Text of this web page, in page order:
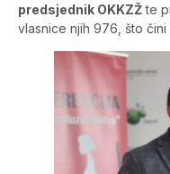
predsjednik OKKZŽte
vlasnice njih 976, što